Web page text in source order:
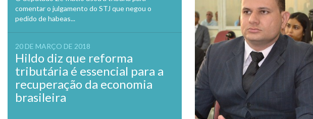
comentar o julgamento do STJ que negou o
pedido de habeas...
20 DE MARÇO DE 2018
Hildo diz que reforma
tributária é essencial para a
recuperação da economia
brasileira